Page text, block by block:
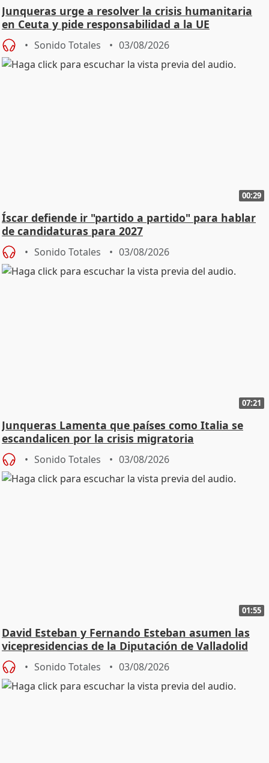
Junqueras urge a resolver la crisis humanitaria
en Ceuta y pide responsabilidad a la UE
Sonido Totales 03/08/2026
00:29
Íscar defiende ir "partido a partido" para hablar
de candidaturas para 2027
Sonido Totales 03/08/2026
07:21
Junqueras Lamenta que países como Italia se
escandalicen por la crisis migratoria
Sonido Totales 03/08/2026
01:55
David Esteban y Fernando Esteban asumen las
vicepresidencias de la Diputación de Valladolid
Sonido Totales 03/08/2026